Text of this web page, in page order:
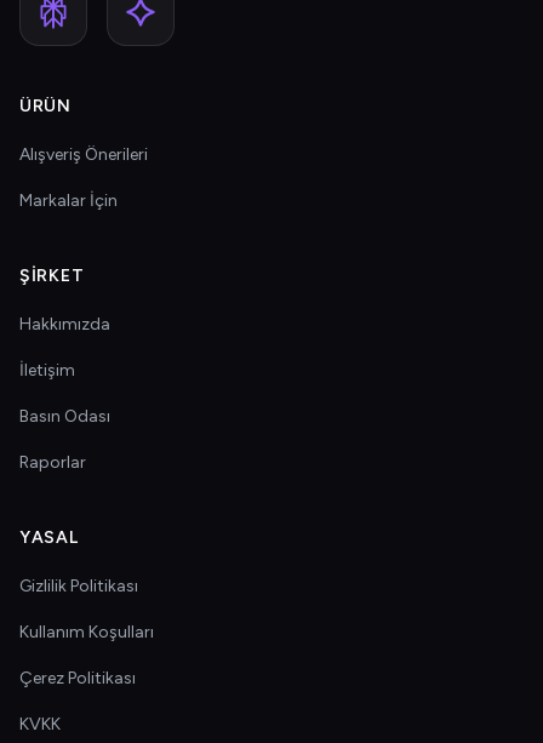
ÜRÜN
Alışveriş Önerileri
Markalar İçin
ŞIRKET
Hakkımızda
İletişim
Basın Odası
Raporlar
YASAL
Gizlilik Politikası
Kullanım Koşulları
Çerez Politikası
KVKK